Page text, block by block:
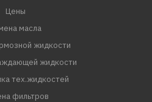
Цены
масла
жидкости
жидкости
тех.жидкостей
фильтров